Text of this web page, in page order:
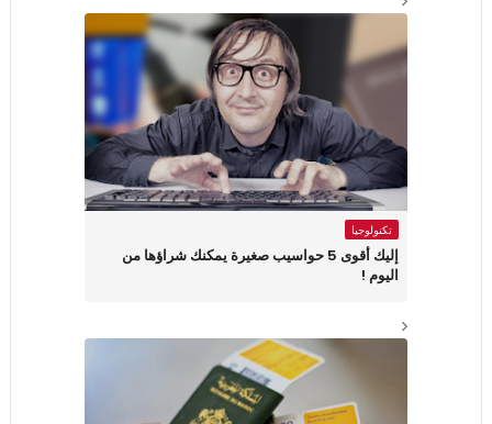
تكنولوجيا
إليك أقوى 5 حواسيب صغيرة يمكنك شراؤها من
اليوم !